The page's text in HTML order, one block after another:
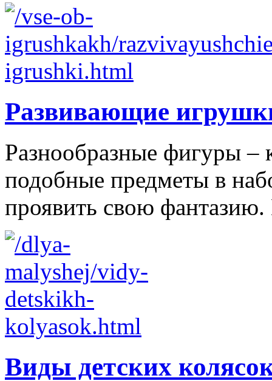
Развивающие
Разнообразные фигуры –
подобные предметы в
проявить свою
Виды детских